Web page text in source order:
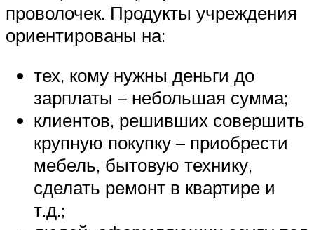
проволочек. Продукты учреждения
ориентированы на:
тех, кому нужны деньги до
зарплаты – небольшая сумма;
клиентов, решивших совершить
крупную покупку – приобрести
мебель, бытовую технику,
сделать ремонт в квартире и
т.д.;